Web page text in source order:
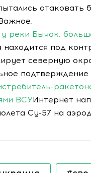
атаковать
реки Бычок:
находится под
северную
ВСУИнтернет
Су-57 на